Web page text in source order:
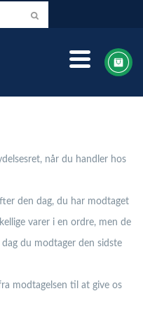
når du handler hos
den dag, du har modtaget
varer i en ordre, men de
du modtager den sidste
modtagelsen til at give os